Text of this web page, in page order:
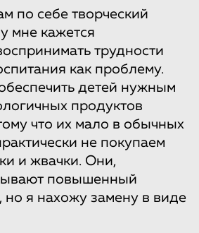
по себе творческий
мне кажется
трудности
как проблему.
детей нужным
продуктов
что их мало в обычных
не покупаем
и жвачки. Они,
повышенный
но я нахожу замену в виде